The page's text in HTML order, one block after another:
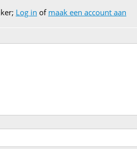
Log in of maak een account aan